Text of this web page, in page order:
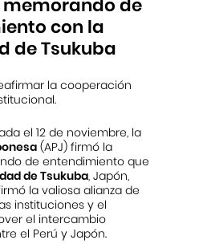
con la
de Tsukuba
la cooperación
el 12 de noviembre, la
(APJ) firmó la
de entendimiento que
de Tsukuba, Japón,
la valiosa alianza de
instituciones y el
el intercambio
el Perú y Japón.